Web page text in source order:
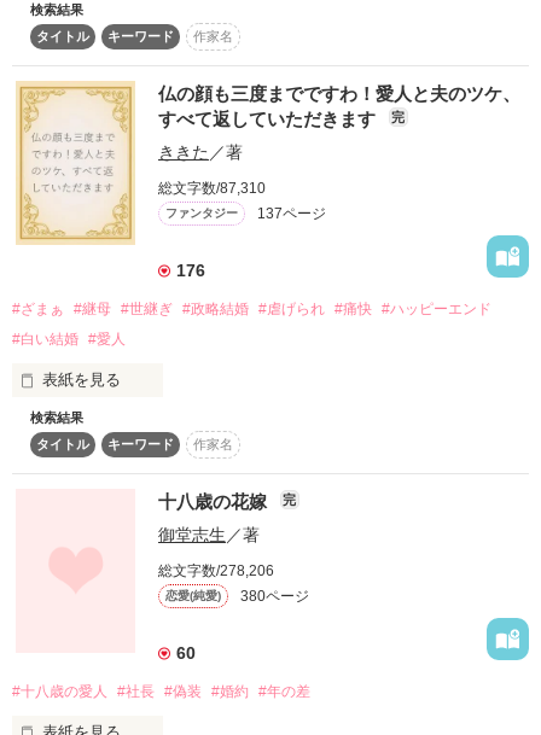
結婚式当日。
結婚披露パーティーの会場を抜け出した夫が、庭園で愛人と熱
いキスを交わし抱き合っていた。
さらに夫は、私に向かって「君も愛人を作ればいいよ」とまで
言ってきた。
よし、せっかく人が集まっているのだから、そこで愛人を見つ
けよう！と思ったものの、自分の結婚披露パーティーで愛人を
探すとは、なんて滑稽な話なのだろう。
悔しさで胸がしめつけられるなか、会場に戻ろうとする私に声
をかける男がいた――。
※短編版『結婚当日に夫が浮気したから、ヤケで愛人募集した
の長編化になります。
短編版のコミカライズが決定しました！
検索結果
タイトル
キーワード 作家名
仏の顔も三度までですわ！愛人と夫のツケ、
すべて返していただきます
完
ききた ／著
総文字数/87,310
ファンタジー 137ページ
176
#ざまぁ #継母 #世継ぎ #政略結婚 #虐げられ #痛快 #ハッピーエンド
#白い結婚 #愛人
表紙を見る
公爵家の次期当主デルバートと政略結婚をした侯爵令嬢のアリ
ステラ。
ところが、初夜に夫から語られたのは愛人シェリーナの存在だ
デルバートがアリステラを選んだ理由は、シェリーナの子ども
を公爵家の跡取りにするため。
アリステラはシェリーナと髪色、瞳の色が同じだから選ばれた
デルバートはアリステラに「公爵夫人としての務めだけ果たせ
ばよい」と冷たく告げる。
（あ、またこのパターンか…）
検索結果
タイトル
キーワード 作家名
十八歳の花嫁 完
御堂志生 ／著
総文字数/278,206
恋愛(純愛) 380ページ
60
#十八歳の愛人 #社長 #偽装 #婚約 #年の差